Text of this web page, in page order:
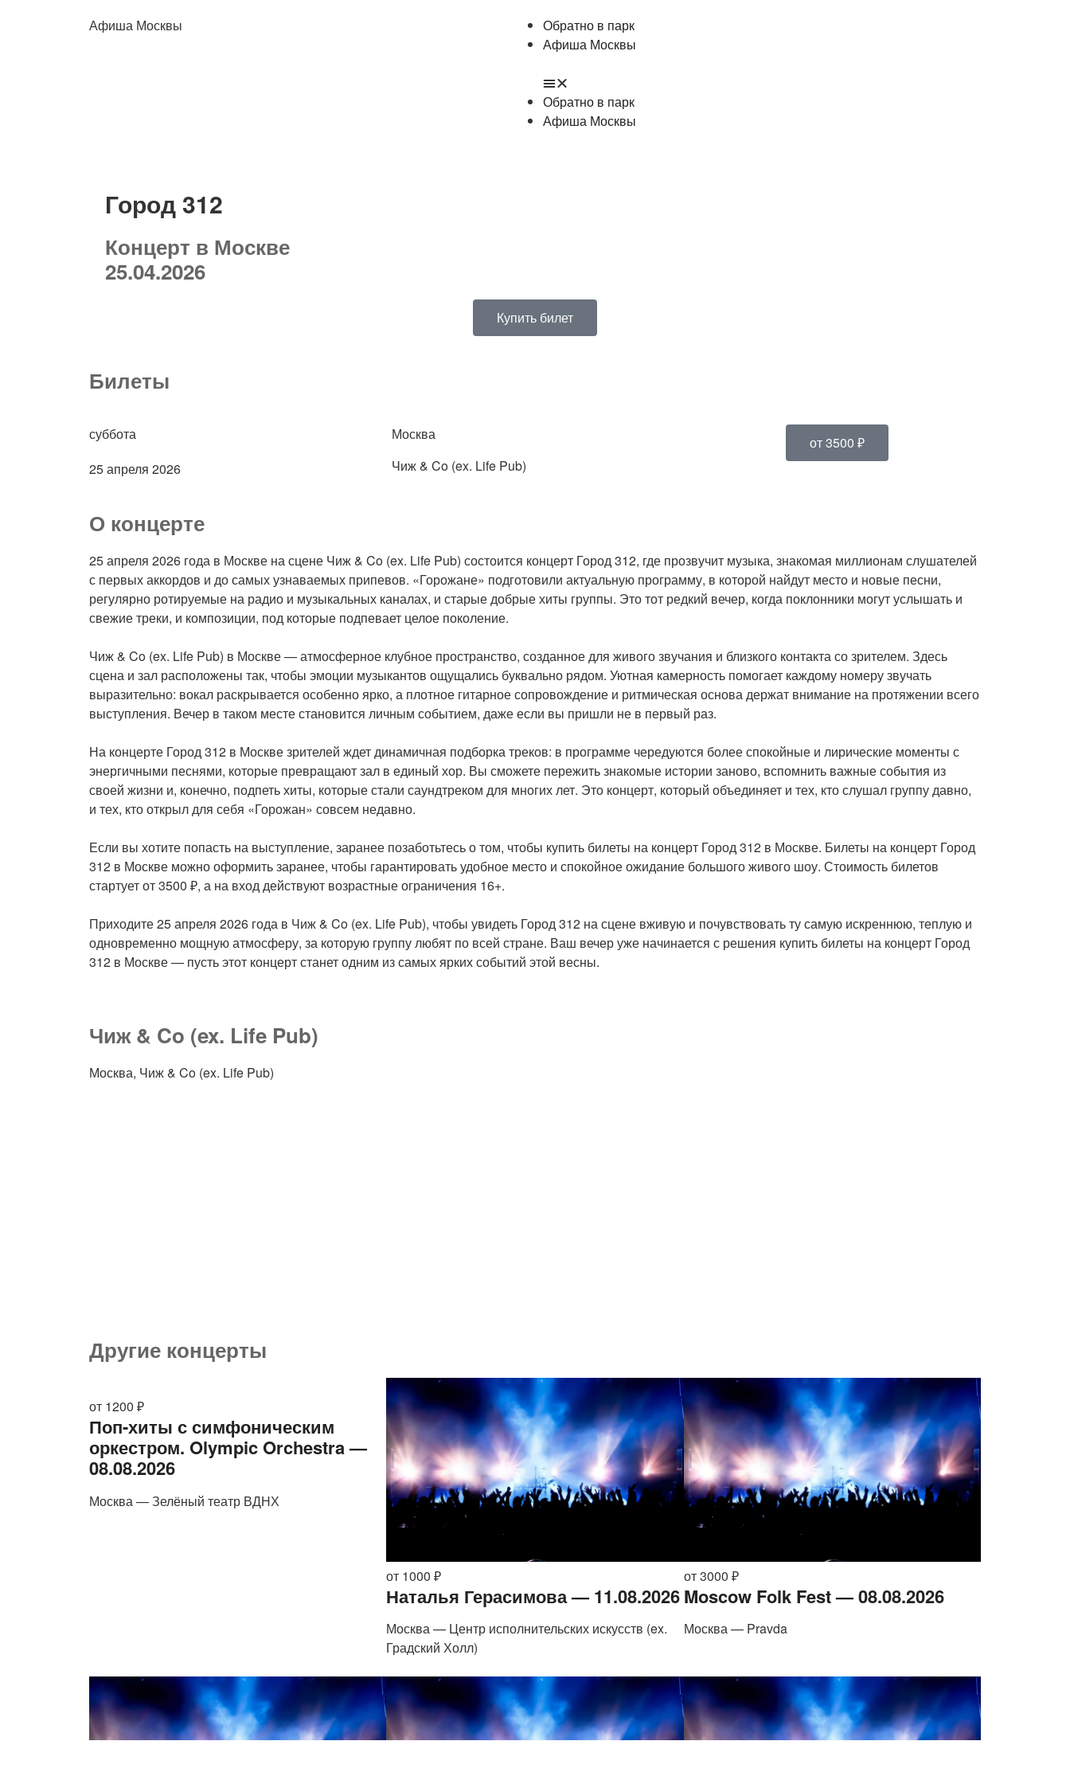
Афиша Москвы
Обратно в парк
Афиша Москвы
Обратно в парк
Афиша Москвы
Город 312
Концерт в Москве
25.04.2026
Купить билет
Билеты
суббота
25 апреля 2026
Москва
Чиж & Co (ex. Life Pub)
от 3500 ₽
О концерте
25 апреля 2026 года в Москве на сцене Чиж & Co (ex. Life Pub) состоится концерт Город 312, где прозвучит музыка, знакомая миллионам слушателей
с первых аккордов и до самых узнаваемых припевов. «Горожане» подготовили актуальную программу, в которой найдут место и новые песни,
регулярно ротируемые на радио и музыкальных каналах, и старые добрые хиты группы. Это тот редкий вечер, когда поклонники могут услышать и
свежие треки, и композиции, под которые подпевает целое поколение.
Чиж & Co (ex. Life Pub) в Москве — атмосферное клубное пространство, созданное для живого звучания и близкого контакта со зрителем. Здесь
сцена и зал расположены так, чтобы эмоции музыкантов ощущались буквально рядом. Уютная камерность помогает каждому номеру звучать
выразительно: вокал раскрывается особенно ярко, а плотное гитарное сопровождение и ритмическая основа держат внимание на протяжении всего
выступления. Вечер в таком месте становится личным событием, даже если вы пришли не в первый раз.
На концерте Город 312 в Москве зрителей ждет динамичная подборка треков: в программе чередуются более спокойные и лирические моменты с
энергичными песнями, которые превращают зал в единый хор. Вы сможете пережить знакомые истории заново, вспомнить важные события из
своей жизни и, конечно, подпеть хиты, которые стали саундтреком для многих лет. Это концерт, который объединяет и тех, кто слушал группу давно,
и тех, кто открыл для себя «Горожан» совсем недавно.
Если вы хотите попасть на выступление, заранее позаботьтесь о том, чтобы купить билеты на концерт Город 312 в Москве. Билеты на концерт Город
312 в Москве можно оформить заранее, чтобы гарантировать удобное место и спокойное ожидание большого живого шоу. Стоимость билетов
стартует от 3500 ₽, а на вход действуют возрастные ограничения 16+.
Приходите 25 апреля 2026 года в Чиж & Co (ex. Life Pub), чтобы увидеть Город 312 на сцене вживую и почувствовать ту самую искреннюю, теплую и
одновременно мощную атмосферу, за которую группу любят по всей стране. Ваш вечер уже начинается с решения купить билеты на концерт Город
312 в Москве — пусть этот концерт станет одним из самых ярких событий этой весны.
Чиж & Co (ex. Life Pub)
Москва, Чиж & Co (ex. Life Pub)
Другие концерты
от 1200 ₽
Поп-хиты с симфоническим
оркестром. Olympic Orchestra —
08.08.2026
Москва — Зелёный театр ВДНХ
от 1000 ₽
Наталья Герасимова — 11.08.2026
Москва — Центр исполнительских искусств (ex.
Градский Холл)
от 3000 ₽
Moscow Folk Fest — 08.08.2026
Москва — Pravda